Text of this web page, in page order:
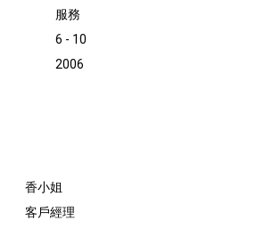
服務
6 - 10
2006
香小姐
客戶經理